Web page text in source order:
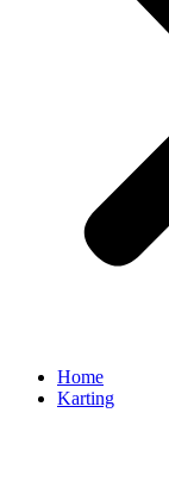
Home
Karting